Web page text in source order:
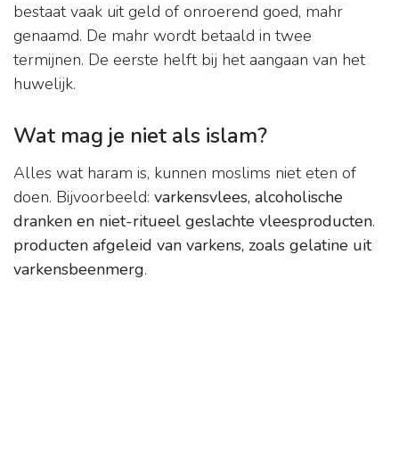
bestaat vaak uit geld of onroerend goed, mahr
genaamd. De mahr wordt betaald in twee
termijnen. De eerste helft bij het aangaan van het
huwelijk.
Wat mag je niet als islam?
Alles wat haram is, kunnen moslims niet eten of
doen. Bijvoorbeeld: varkensvlees, alcoholische
dranken en niet-ritueel geslachte vleesproducten.
producten afgeleid van varkens, zoals gelatine uit
varkensbeenmerg.